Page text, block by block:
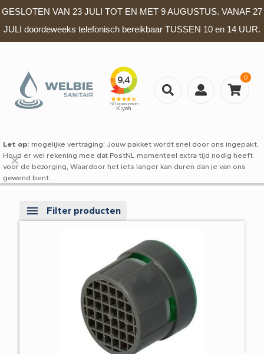
GESLOTEN VAN 23 JULI TOT EN MET 9 AUGUSTUS. VANAF 27
JULI doordeweeks telefonisch bereikbaar TUSSEN 10 en 14 UUR.
0
Let op: mogelijke vertraging: Jouw pakket wordt snel door ons ingepakt.
Houd er wel rekening mee dat PostNL momenteel extra tijd nodig heeft
voor de bezorging, Waardoor het iets langer kan duren dan je van ons
gewend bent.
✕
Filter producten